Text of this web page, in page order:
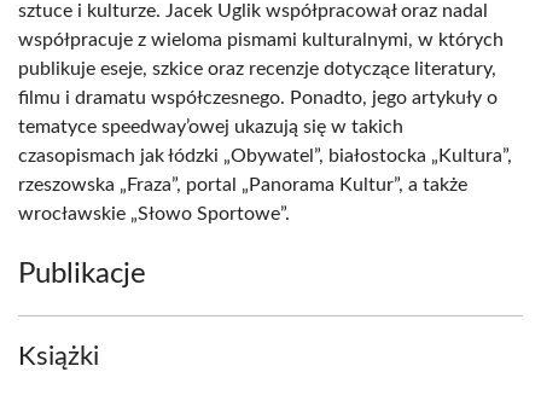
sztuce i kulturze. Jacek Uglik współpracował oraz nadal
współpracuje z wieloma pismami kulturalnymi, w których
publikuje eseje, szkice oraz recenzje dotyczące literatury,
filmu i dramatu współczesnego. Ponadto, jego artykuły o
tematyce speedway’owej ukazują się w takich
czasopismach jak łódzki „Obywatel”, białostocka „Kultura”,
rzeszowska „Fraza”, portal „Panorama Kultur”, a także
wrocławskie „Słowo Sportowe”.
Publikacje
Książki